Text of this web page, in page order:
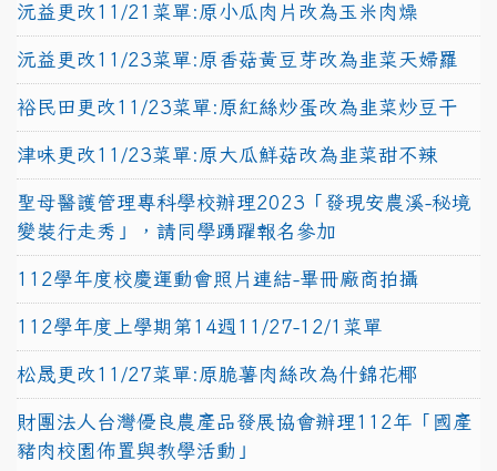
沅益更改11/21菜單:原小瓜肉片改為玉米肉燥
沅益更改11/23菜單:原香菇黃豆芽改為韭菜天婦羅
裕民田更改11/23菜單:原紅絲炒蛋改為韭菜炒豆干
津味更改11/23菜單:原大瓜鮮菇改為韭菜甜不辣
聖母醫護管理專科學校辦理2023「發現安農溪-秘境
變裝行走秀」，請同學踴躍報名參加
112學年度校慶運動會照片連結-畢冊廠商拍攝
112學年度上學期第14週11/27-12/1菜單
松晟更改11/27菜單:原脆薯肉絲改為什錦花椰
財團法人台灣優良農產品發展協會辦理112年「國產
豬肉校園佈置與教學活動」